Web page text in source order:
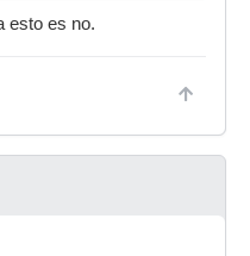
esto es no.